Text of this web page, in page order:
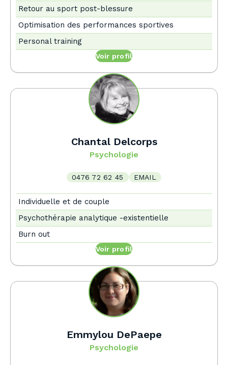
Retour au sport post-blessure
Optimisation des performances sportives
Personal training
Voir profil
Chantal Delcorps
Psychologie
0476 72 62 45 EMAIL
Individuelle et de couple
Psychothérapie analytique -existentielle
Burn out
Voir profil
Emmylou DePaepe
Psychologie